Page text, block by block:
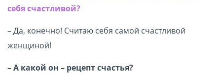
себя счастливой?
– Да, конечно! Считаю себя самой счастливой
женщиной!
– А какой он – рецепт счастья?